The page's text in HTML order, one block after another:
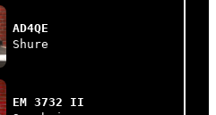
AD4QE
Shure
EM 3732 II